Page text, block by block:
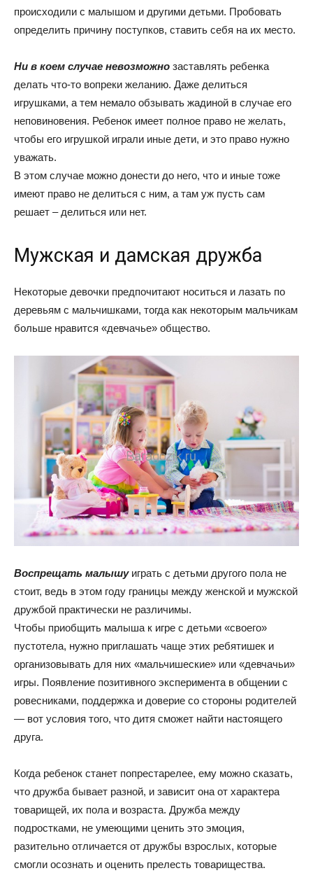
происходили с малышом и другими детьми. Пробовать
определить причину поступков, ставить себя на их место.
Ни в коем случае невозможно заставлять ребенка
делать что-то вопреки желанию. Даже делиться
игрушками, а тем немало обзывать жадиной в случае его
неповиновения. Ребенок имеет полное право не желать,
чтобы его игрушкой играли иные дети, и это право нужно
уважать.
В этом случае можно донести до него, что и иные тоже
имеют право не делиться с ним, а там уж пусть сам
решает – делиться или нет.
Мужская и дамская дружба
Некоторые девочки предпочитают носиться и лазать по
деревьям с мальчишками, тогда как некоторым мальчикам
больше нравится «девчачье» общество.
Воспрещать малышуиграть с детьми другого пола не
стоит, ведь в этом году границы между женской и мужской
дружбой практически не различимы.
Чтобы приобщить малыша к игре с детьми «своего»
пустотела, нужно приглашать чаще этих ребятишек и
организовывать для них «мальчишеские» или «девчачьи»
игры. Появление позитивного эксперимента в общении с
ровесниками, поддержка и доверие со стороны родителей
— вот условия того, что дитя сможет найти настоящего
друга.
Когда ребенок станет попрестарелее, ему можно сказать,
что дружба бывает разной, и зависит она от характера
товарищей, их пола и возраста. Дружба между
подростками, не умеющими ценить это эмоция,
разительно отличается от дружбы взрослых, которые
смогли осознать и оценить прелесть товарищества.